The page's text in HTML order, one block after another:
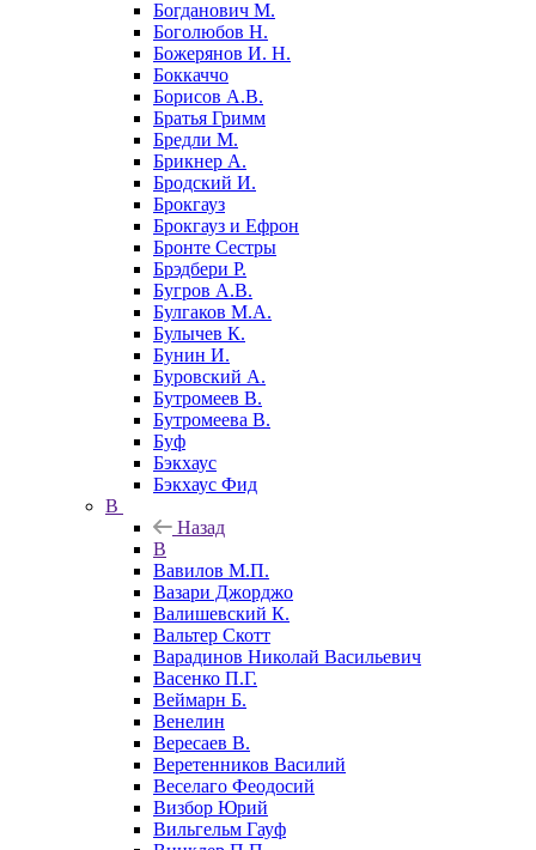
Богданович М.
Боголюбов Н.
Божерянов И. Н.
Боккаччо
Борисов А.В.
Братья Гримм
Бредли М.
Брикнер А.
Бродский И.
Брокгауз
Брокгауз и Ефрон
Бронте Сестры
Брэдбери Р.
Бугров А.В.
Булгаков М.А.
Булычев К.
Бунин И.
Буровский А.
Бутромеев В.
Бутромеева В.
Буф
Бэкхаус
Бэкхаус Фид
В
Назад
В
Вавилов М.П.
Вазари Джорджо
Валишевский К.
Вальтер Скотт
Варадинов Николай Васильевич
Васенко П.Г.
Веймарн Б.
Венелин
Вересаев В.
Веретенников Василий
Веселаго Феодосий
Визбор Юрий
Вильгельм Гауф